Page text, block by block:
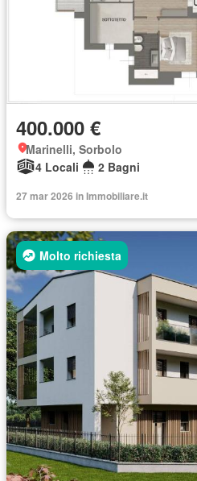
400.000 €
Marinelli, Sorbolo
4 Locali
2 Bagni
27 mar 2026 in Immobiliare.it
Molto richiesta